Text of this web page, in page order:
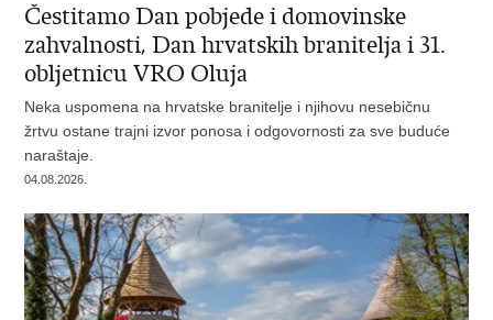
Čestitamo Dan pobjede i domovinske
zahvalnosti, Dan hrvatskih branitelja i 31.
obljetnicu VRO Oluja
Neka uspomena na hrvatske branitelje i njihovu nesebičnu
žrtvu ostane trajni izvor ponosa i odgovornosti za sve buduće
naraštaje.
04.08.2026.